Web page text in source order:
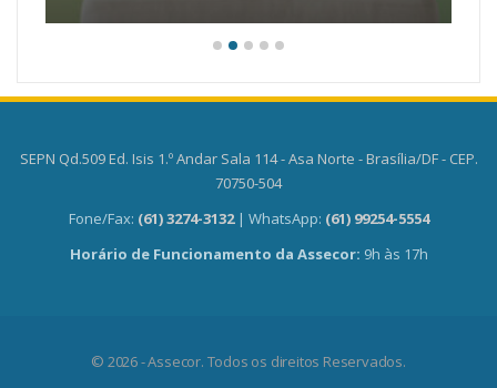
SEPN Qd.509 Ed. Isis 1.º Andar Sala 114 - Asa Norte - Brasília/DF - CEP.
70750-504
Fone/Fax: (61) 3274-3132 | WhatsApp: (61) 99254-5554
Horário de Funcionamento da Assecor: 9h às 17h
© 2026 - Assecor. Todos os direitos Reservados.